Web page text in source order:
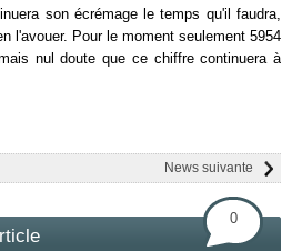
son écrémage le temps qu'il faudra,
l'avouer. Pour le moment seulement 5954
nul doute que ce chiffre continuera à
News suivante
0